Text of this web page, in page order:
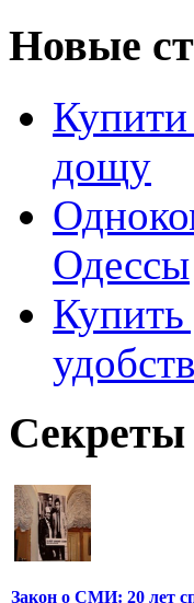
Новые
дощу
Одессы
Секреты
Закон о СМИ: 20 лет